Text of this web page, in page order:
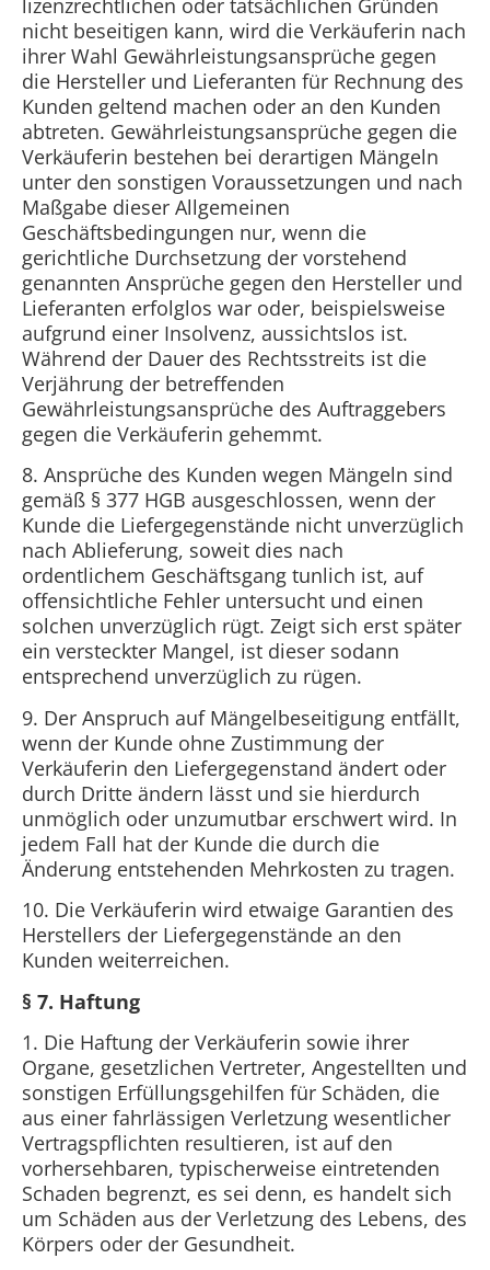
lizenzrechtlichen oder tatsächlichen Gründen
nicht beseitigen kann, wird die Verkäuferin nach
ihrer Wahl Gewährleistungsansprüche gegen
die Hersteller und Lieferanten für Rechnung des
Kunden geltend machen oder an den Kunden
abtreten. Gewährleistungsansprüche gegen die
Verkäuferin bestehen bei derartigen Mängeln
unter den sonstigen Voraussetzungen und nach
Maßgabe dieser Allgemeinen
Geschäftsbedingungen nur, wenn die
gerichtliche Durchsetzung der vorstehend
genannten Ansprüche gegen den Hersteller und
Lieferanten erfolglos war oder, beispielsweise
aufgrund einer Insolvenz, aussichtslos ist.
Während der Dauer des Rechtsstreits ist die
Verjährung der betreffenden
Gewährleistungsansprüche des Auftraggebers
gegen die Verkäuferin gehemmt.
8. Ansprüche des Kunden wegen Mängeln sind
gemäß § 377 HGB ausgeschlossen, wenn der
Kunde die Liefergegenstände nicht unverzüglich
nach Ablieferung, soweit dies nach
ordentlichem Geschäftsgang tunlich ist, auf
offensichtliche Fehler untersucht und einen
solchen unverzüglich rügt. Zeigt sich erst später
ein versteckter Mangel, ist dieser sodann
entsprechend unverzüglich zu rügen.
9. Der Anspruch auf Mängelbeseitigung entfällt,
wenn der Kunde ohne Zustimmung der
Verkäuferin den Liefergegenstand ändert oder
durch Dritte ändern lässt und sie hierdurch
unmöglich oder unzumutbar erschwert wird. In
jedem Fall hat der Kunde die durch die
Änderung entstehenden Mehrkosten zu tragen.
10. Die Verkäuferin wird etwaige Garantien des
Herstellers der Liefergegenstände an den
Kunden weiterreichen.
§ 7. Haftung
1. Die Haftung der Verkäuferin sowie ihrer
Organe, gesetzlichen Vertreter, Angestellten und
sonstigen Erfüllungsgehilfen für Schäden, die
aus einer fahrlässigen Verletzung wesentlicher
Vertragspflichten resultieren, ist auf den
vorhersehbaren, typischerweise eintretenden
Schaden begrenzt, es sei denn, es handelt sich
um Schäden aus der Verletzung des Lebens, des
Körpers oder der Gesundheit.